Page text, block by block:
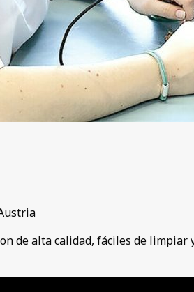
de alta calidad, fáciles de limpiar